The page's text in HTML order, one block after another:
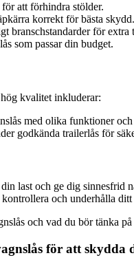
att förhindra stölder.
korrekt för bästa skydd.
branschstandarder för extra
som passar din budget.
kvalitet inkluderar:
med olika funktioner och
godkända trailerlås för
last och ge dig
och underhålla
och vad du bör tänka
för att skydda